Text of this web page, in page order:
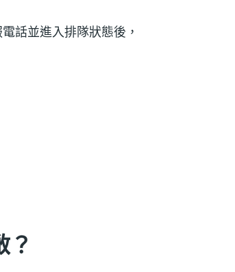
話並進入排隊狀態後，
？